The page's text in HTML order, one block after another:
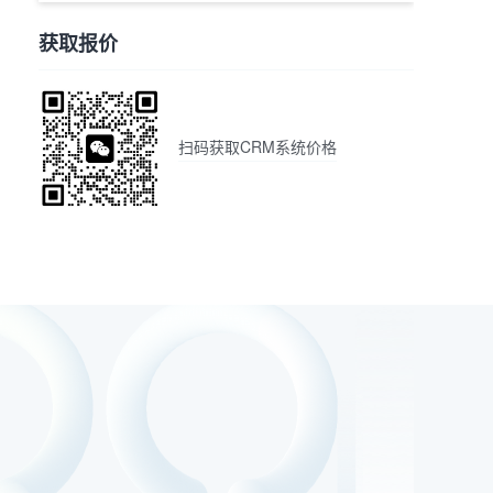
获取报价
扫码获取CRM系统价格